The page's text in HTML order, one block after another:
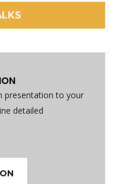
presentation to your
detailed